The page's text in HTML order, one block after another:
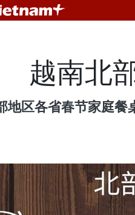
越南北
地区各省春节家庭餐